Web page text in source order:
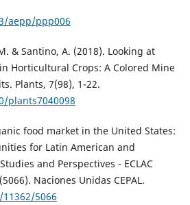
aepp/ppp006
& Santino, A. (2018). Looking at
Horticultural Crops: A Colored Mine
Plants, 7(98), 1-22.
plants7040098
food market in the United States:
for Latin American and
and Perspectives - ECLAC
Naciones Unidas CEPAL.
5066